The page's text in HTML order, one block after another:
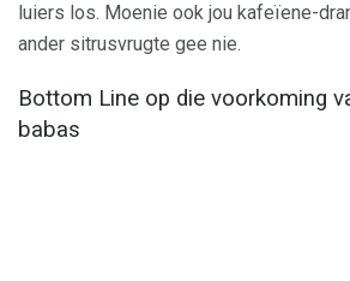
luiers los. Moenie ook jou kafeïene-
ander sitrusvrugte gee nie.
Bottom Line op die voorkoming
babas